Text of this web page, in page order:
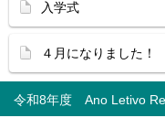
令和8年度 Ano Letivo
入学式
４月になりました！